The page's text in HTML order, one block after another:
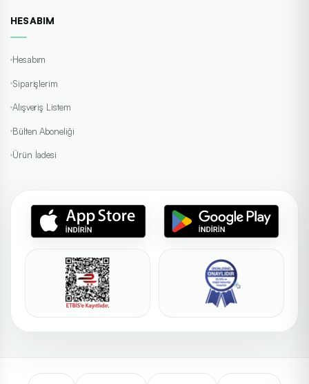
HESABIM
Hesabım
Siparişlerim
Alışveriş Listem
Bülten Aboneliği
Ürün İadesi